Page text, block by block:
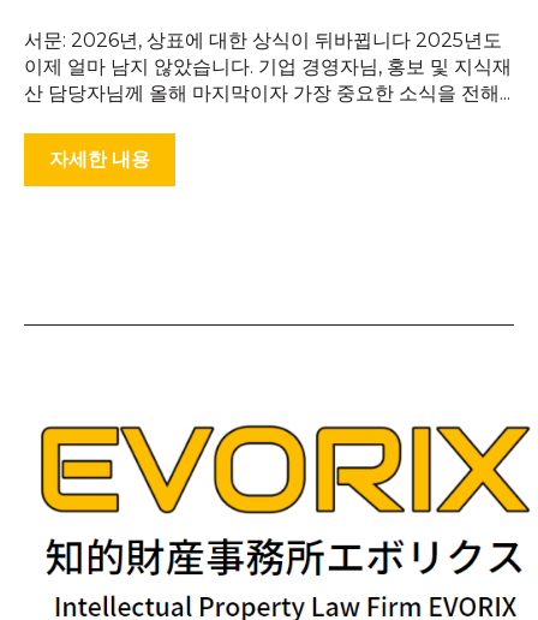
서문: 2026년, 상표에 대한 상식이 뒤바뀝니다 2025년도
이제 얼마 남지 않았습니다. 기업 경영자님, 홍보 및 지식재
산 담당자님께 올해 마지막이자 가장 중요한 소식을 전해...
자세한 내용